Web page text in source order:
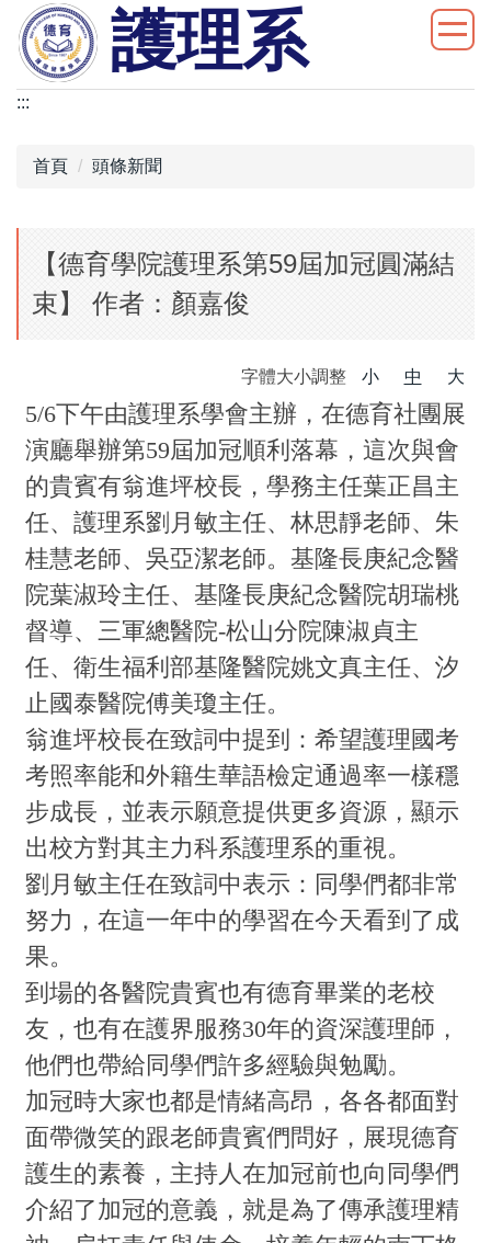
跳
到
主
要
護理系
:::
首頁 頭條新聞
【德育學院護理系第59屆加冠圓滿結
束】 作者：顏嘉俊
字體大小調整 小 中 大
5/6下午由護理系學會主辦，在德育社團展
演廳舉辦第59屆加冠順利落幕，這次與會
的貴賓有翁進坪校長，學務主任葉正昌主
任、護理系劉月敏主任、林思靜老師、朱
桂慧老師、吳亞潔老師。基隆長庚紀念醫
院葉淑玲主任、基隆長庚紀念醫院胡瑞桃
督導、三軍總醫院-松山分院陳淑貞主
任、衛生福利部基隆醫院姚文真主任、汐
止國泰醫院傅美瓊主任。
翁進坪校長在致詞中提到：希望護理國考
考照率能和外籍生華語檢定通過率一樣穩
步成長，並表示願意提供更多資源，顯示
出校方對其主力科系護理系的重視。
劉月敏主任在致詞中表示：同學們都非常
努力，在這一年中的學習在今天看到了成
果。
到場的各醫院貴賓也有德育畢業的老校
友，也有在護界服務30年的資深護理師，
他們也帶給同學們許多經驗與勉勵。
加冠時大家也都是情緒高昂，各各都面對
面帶微笑的跟老師貴賓們問好，展現德育
護生的素養，主持人在加冠前也向同學們
介紹了加冠的意義，就是為了傳承護理精